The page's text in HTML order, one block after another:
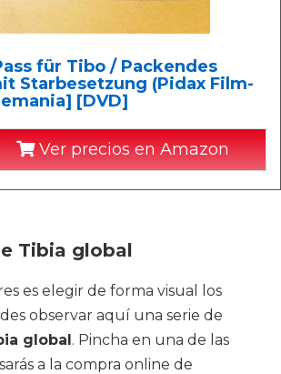
für Tibo / Packendes
Starbesetzung (Pidax Film-
[DVD]
Ver precios en Amazon
Tibia global
es elegir de forma visual los
observar aquí una serie de
global. Pincha en una de las
a la compra online de